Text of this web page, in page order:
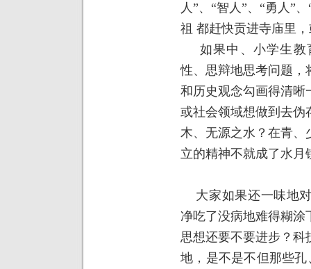
人”、“智人”、“勇人”
祖 都赶快贡进寺庙里
如果中、小学生
性、思辩地思考问题，
和历史观念勾画得清晰
或社会领域想做到去伪
木、无源之水？在青、
立的精神不就成了水
大家如果还一味地
净吃了没病地难得糊涂
思想还要不要进步？
地，是不是不但那些